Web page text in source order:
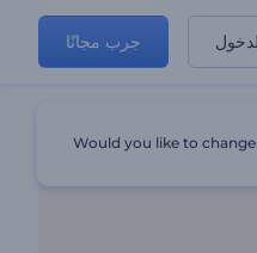
جرب مجانًا
Would you like to